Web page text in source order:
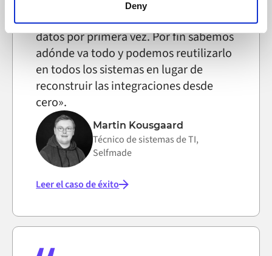
functioning of the website, however. We also use third-
party ad networks for advertising certain Alumio services
on the internet
Deny
Alumio nos dio el control de nuestros
datos por primera vez. Por fin sabemos
adónde va todo y podemos reutilizarlo
en todos los sistemas en lugar de
reconstruir las integraciones desde
cero».
Martin Kousgaard
Técnico de sistemas de TI,
Selfmade
Leer el caso de éxito